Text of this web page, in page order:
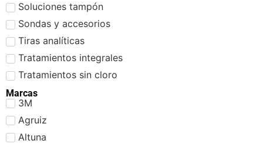
Soluciones tampón
Sondas y accesorios
Tiras analíticas
Tratamientos integrales
Tratamientos sin cloro
Marcas
3M
Agruiz
Altuna